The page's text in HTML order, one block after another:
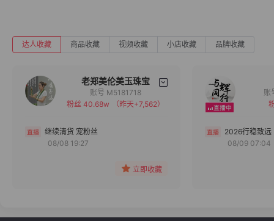
达人收藏 商品收藏 视频收藏 小店收藏 品牌收藏
老郑美伦美玉珠宝
备注
账号 M5181718
粉丝 40.68w
（昨天+7,562）
继续清货 宠粉丝
08/08 19:27
立即收藏
2026行稳致远
08/09 07:04